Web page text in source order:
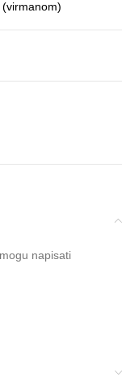
(virmanom)
napisati